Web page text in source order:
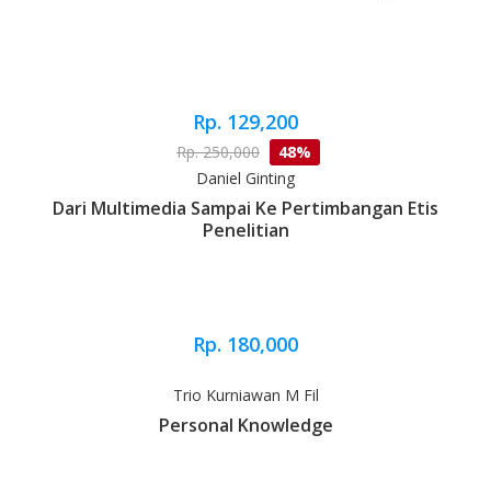
Rp. 129,200
Rp. 250,000
48%
Daniel Ginting
Dari Multimedia Sampai Ke Pertimbangan Etis
Penelitian
Rp. 180,000
Trio Kurniawan M Fil
Personal Knowledge